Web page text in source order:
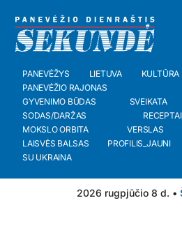
PANEVĖŽYS LIETUVA KULTŪRA
PANEVĖŽIO RAJONAS
GYVENIMO BŪDAS
SVEIKATA
SODAS/DARŽAS
RECEPTAI
MOKSLO ORBITA
VERSLAS
LAISVĖS BALSAS
PROFILIS_JAUNI
SU UKRAINA
2026 rugpjūčio 8 d. •